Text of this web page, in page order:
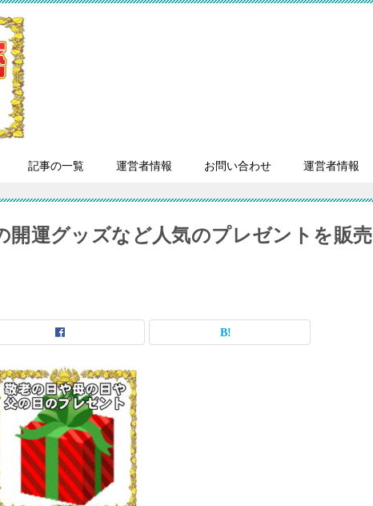
記事の一覧 運営者情報 お問い合わせ 運営者情報
開運グッズなど人気のプレゼントを販売